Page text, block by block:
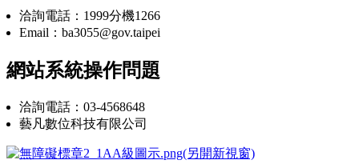
洽詢電話：1999分機1266
Email：ba3055@gov.taipei
網站系統操作問題
洽詢電話：03-4568648
藝凡數位科技有限公司